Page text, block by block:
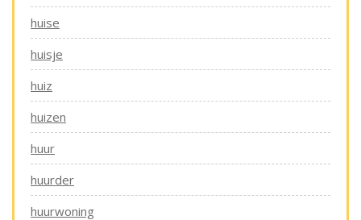
huise
huisje
huiz
huizen
huur
huurder
huurwoning